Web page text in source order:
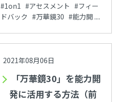
#1on1 #アセスメント #フィー
ドバック #万華鏡30 #能力開 ....
2021年08月06日
「万華鏡30」を能力開
発に活用する方法（前